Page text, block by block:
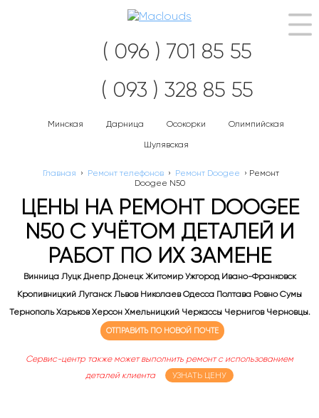
( 096 ) 701 85 55
( 093 ) 328 85 55
Минская Дарница Осокорки Олимпийская
Шулявская
Главная › Ремонт телефонов › Ремонт Doogee › Ремонт
Doogee N50
ЦЕНЫ НА РЕМОНТ DOOGEE
N50 С УЧЁТОМ ДЕТАЛЕЙ И
РАБОТ ПО ИХ ЗАМЕНЕ
Винница Луцк Днепр Донецк Житомир Ужгород Ивано-Франковск
Кропивницкий Луганск Львов Николаев Одесса Полтава Ровно Сумы
Тернополь Харьков Херсон Хмельницкий Черкассы Чернигов Черновцы.
ОТПРАВИТЬ ПО НОВОЙ ПОЧТЕ
Сервис-центр также может выполнить ремонт с использованием
деталей клиента
УЗНАТЬ ЦЕНУ